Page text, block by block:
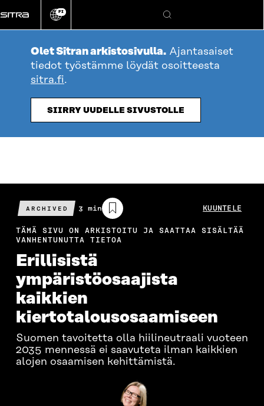
suoraan
sisältöön
Vaihda
kieli
FI
Hae
Olet Sitran arkistosivulla. Ajantasaiset
tiedot työstämme löydät osoitteesta
sitra.fi.
SIIRRY UUDELLE SIVUSTOLLE
ARCHIVED
Arvioitu
lukuaika
3 min KUUNTELE
TÄMÄ SIVU ON ARKISTOITU JA SAATTAA SISÄLTÄÄ
VANHENTUNUTTA TIETOA
Erillisistä
ympäristöosaajista
kaikkien
kiertotalousosaamiseen
Suomen tavoitetta olla hiilineutraali vuoteen
2035 mennessä ei saavuteta ilman kaikkien
alojen osaamisen kehittämistä.